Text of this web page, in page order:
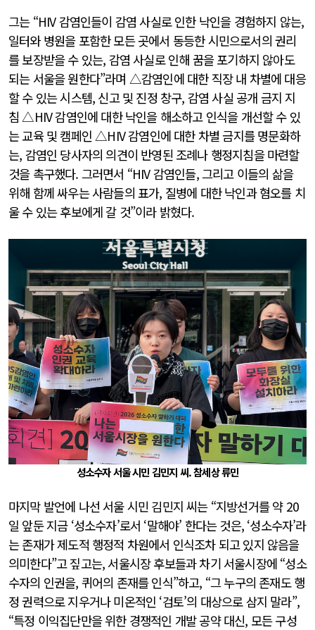
그는 “HIV 감염인들이 감염 사실로 인한 낙인을 경험하지 않는,
일터와 병원을 포함한 모든 곳에서 동등한 시민으로서의 권리
를 보장받을 수 있는, 감염 사실로 인해 꿈을 포기하지 않아도
되는 서울을 원한다”라며 △감염인에 대한 직장 내 차별에 대응
할 수 있는 시스템, 신고 및 진정 창구, 감염 사실 공개 금지 지
침 △HIV 감염인에 대한 낙인을 해소하고 인식을 개선할 수 있
는 교육 및 캠페인 △HIV 감염인에 대한 차별 금지를 명문화하
는, 감염인 당사자의 의견이 반영된 조례나 행정지침을 마련할
것을 촉구했다. 그러면서 “HIV 감염인들, 그리고 이들의 삶을
위해 함께 싸우는 사람들의 표가, 질병에 대한 낙인과 혐오를 치
울 수 있는 후보에게 갈 것”이라 밝혔다.
성소수자 서울 시민 김민지 씨. 참세상 류민
마지막 발언에 나선 서울 시민 김민지 씨는 “지방선거를 약 20
일 앞둔 지금 ‘성소수자’로서 ‘말해야’ 한다는 것은, ‘성소수자’라
는 존재가 제도적 행정적 차원에서 인식조차 되고 있지 않음을
의미한다”고 짚고는, 서울시장 후보들과 차기 서울시장에 “성소
수자의 인권을, 퀴어의 존재를 인식”하고, “그 누구의 존재도 행
정 권력으로 지우거나 미온적인 ‘검토’의 대상으로 삼지 말라”,
“특정 이익집단만을 위한 경쟁적인 개발 공약 대신, 모든 구성